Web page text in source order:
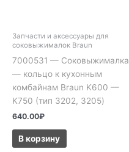
Запчасти и аксессуары для
соковыжималок Braun
7000531 — Соковыжималка
— кольцо к кухонным
комбайнам Braun K600 —
K750 (тип 3202, 3205)
640.00₽
В корзину